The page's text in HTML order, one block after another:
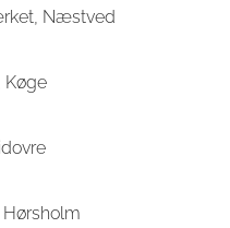
Næstved
Køge
Hørsholm